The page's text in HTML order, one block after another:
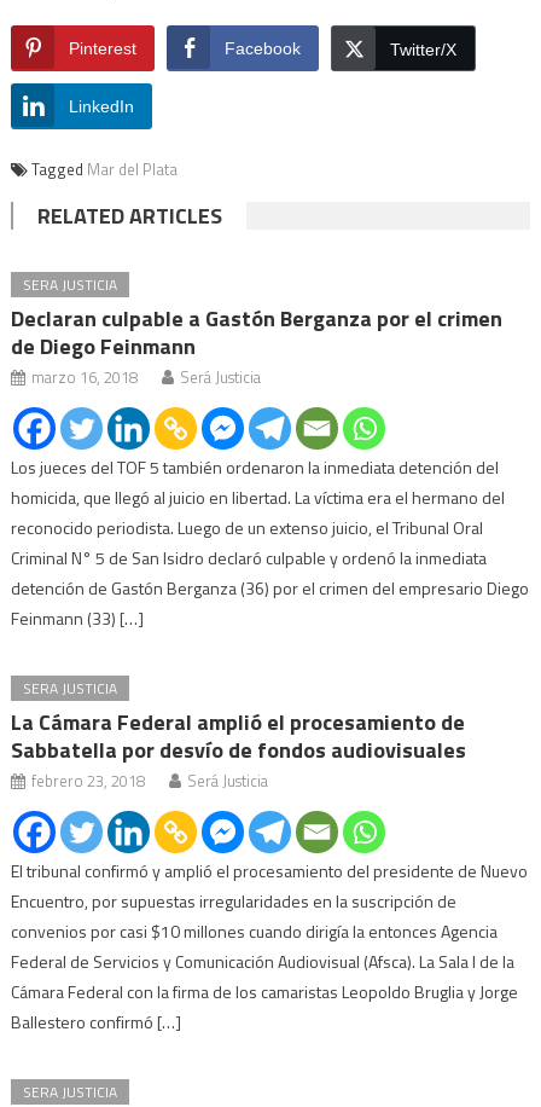
Pinterest Facebook Twitter/X
LinkedIn
Tagged Mar del Plata
RELATED ARTICLES
SERA JUSTICIA
Declaran culpable a Gastón Berganza por el crimen
de Diego Feinmann
marzo 16, 2018 Será Justicia
Los jueces del TOF 5 también ordenaron la inmediata detención del
homicida, que llegó al juicio en libertad. La víctima era el hermano del
reconocido periodista. Luego de un extenso juicio, el Tribunal Oral
Criminal N° 5 de San Isidro declaró culpable y ordenó la inmediata
detención de Gastón Berganza (36) por el crimen del empresario Diego
Feinmann (33) […]
SERA JUSTICIA
La Cámara Federal amplió el procesamiento de
Sabbatella por desvío de fondos audiovisuales
febrero 23, 2018 Será Justicia
El tribunal confirmó y amplió el procesamiento del presidente de Nuevo
Encuentro, por supuestas irregularidades en la suscripción de
convenios por casi $10 millones cuando dirigía la entonces Agencia
Federal de Servicios y Comunicación Audiovisual (Afsca). La Sala I de la
Cámara Federal con la firma de los camaristas Leopoldo Bruglia y Jorge
Ballestero confirmó […]
SERA JUSTICIA